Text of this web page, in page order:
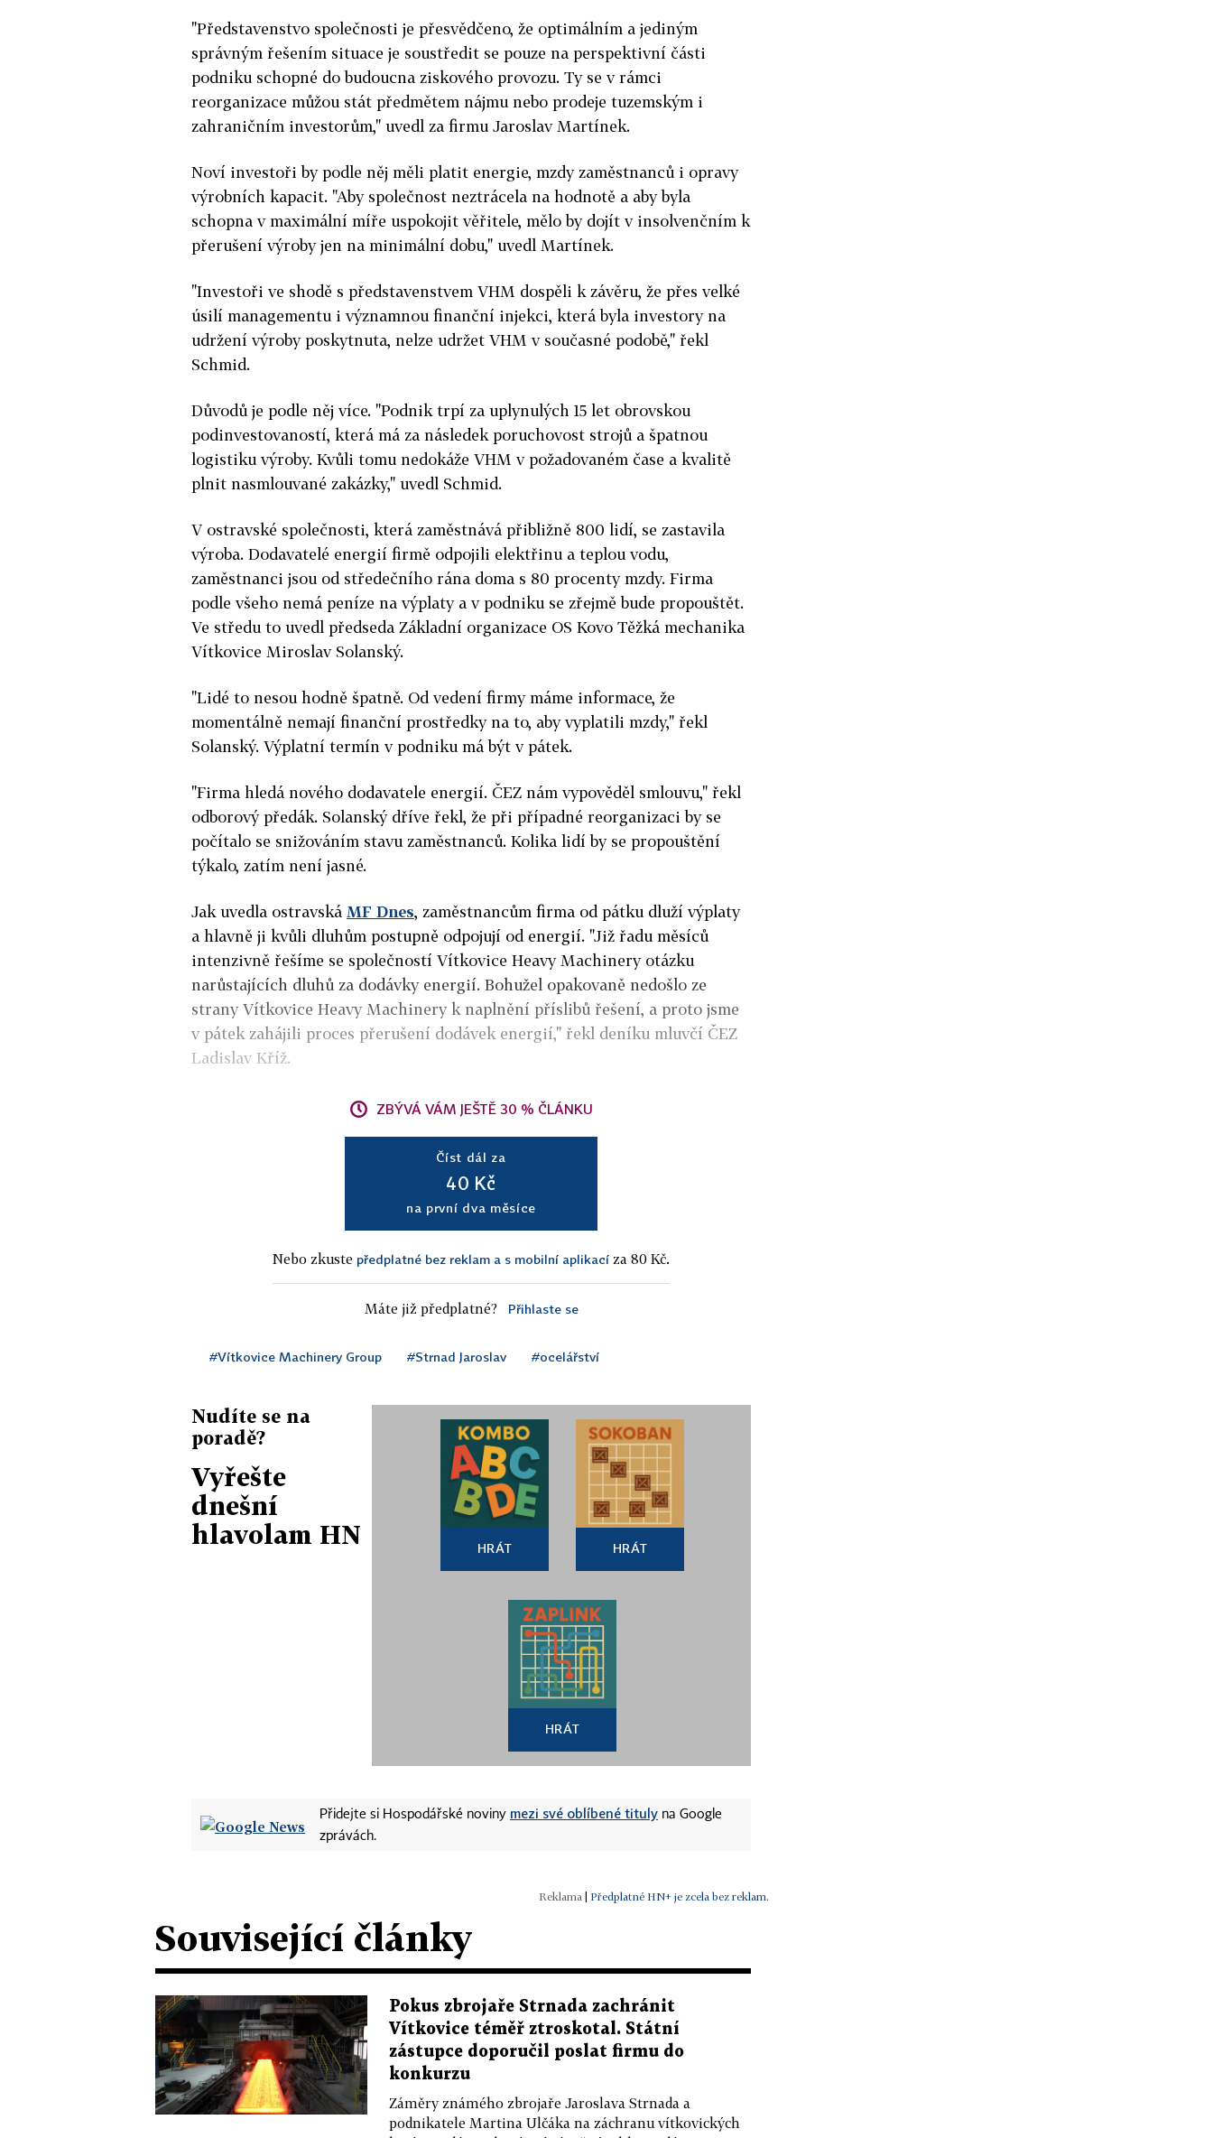
"Představenstvo společnosti je přesvědčeno, že optimálním a jediným
správným řešením situace je soustředit se pouze na perspektivní části
podniku schopné do budoucna ziskového provozu. Ty se v rámci
reorganizace můžou stát předmětem nájmu nebo prodeje tuzemským i
zahraničním investorům," uvedl za firmu Jaroslav Martínek.
Noví investoři by podle něj měli platit energie, mzdy zaměstnanců i opravy
výrobních kapacit. "Aby společnost neztrácela na hodnotě a aby byla
schopna v maximální míře uspokojit věřitele, mělo by dojít v insolvenčním k
přerušení výroby jen na minimální dobu," uvedl Martínek.
"Investoři ve shodě s představenstvem VHM dospěli k závěru, že přes velké
úsilí managementu i významnou finanční injekci, která byla investory na
udržení výroby poskytnuta, nelze udržet VHM v současné podobě," řekl
Schmid.
Důvodů je podle něj více. "Podnik trpí za uplynulých 15 let obrovskou
podinvestovaností, která má za následek poruchovost strojů a špatnou
logistiku výroby. Kvůli tomu nedokáže VHM v požadovaném čase a kvalitě
plnit nasmlouvané zakázky," uvedl Schmid.
V ostravské společnosti, která zaměstnává přibližně 800 lidí, se zastavila
výroba. Dodavatelé energií firmě odpojili elektřinu a teplou vodu,
zaměstnanci jsou od středečního rána doma s 80 procenty mzdy. Firma
podle všeho nemá peníze na výplaty a v podniku se zřejmě bude propouštět.
Ve středu to uvedl předseda Základní organizace OS Kovo Těžká mechanika
Vítkovice Miroslav Solanský.
"Lidé to nesou hodně špatně. Od vedení firmy máme informace, že
momentálně nemají finanční prostředky na to, aby vyplatili mzdy," řekl
Solanský. Výplatní termín v podniku má být v pátek.
"Firma hledá nového dodavatele energií. ČEZ nám vypověděl smlouvu," řekl
odborový předák. Solanský dříve řekl, že při případné reorganizaci by se
počítalo se snižováním stavu zaměstnanců. Kolika lidí by se propouštění
týkalo, zatím není jasné.
Jak uvedla ostravská MF Dnes, zaměstnancům firma od pátku dluží výplaty
a hlavně ji kvůli dluhům postupně odpojují od energií. "Již řadu měsíců
intenzivně řešíme se společností Vítkovice Heavy Machinery otázku
narůstajících dluhů za dodávky energií. Bohužel opakovaně nedošlo ze
strany Vítkovice Heavy Machinery k naplnění příslibů řešení, a proto jsme
v pátek zahájili proces přerušení dodávek energií," řekl deníku mluvčí ČEZ
Ladislav Kříž.
ZBÝVÁ VÁM JEŠTĚ 30 % ČLÁNKU
Číst dál za
40 Kč
na první dva měsíce
Nebo zkuste předplatné bez reklam a s mobilní aplikací za 80 Kč.
Máte již předplatné? Přihlaste se
#Vítkovice Machinery Group #Strnad Jaroslav #ocelářství
Nudíte se na
poradě?
Vyřešte
dnešní
hlavolam HN
HRÁT HRÁT
HRÁT
Přidejte si Hospodářské noviny mezi své oblíbené tituly na Google
zprávách.
| Předplatné HN+ je zcela bez reklam.
Související články
Pokus zbrojaře Strnada zachránit
Vítkovice téměř ztroskotal. Státní
zástupce doporučil poslat firmu do
konkurzu
Záměry známého zbrojaře Jaroslava Strnada a
podnikatele Martina Ulčáka na záchranu vítkovických